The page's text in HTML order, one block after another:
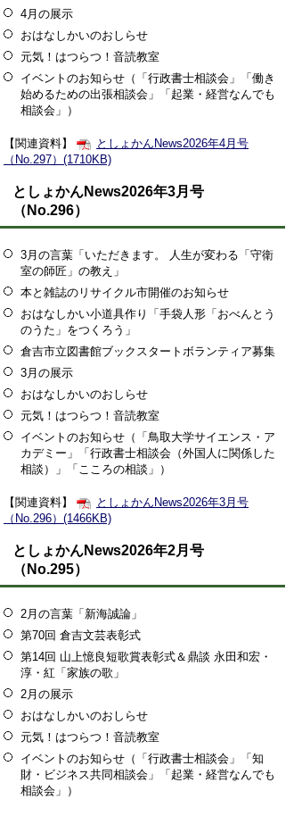
4月の展示
おはなしかいのおしらせ
元気！はつらつ！音読教室
イベントのお知らせ（「行政書士相談会」「働き
始めるための出張相談会」「起業・経営なんでも
相談会」）
【関連資料】
としょかんNews2026年4月号
（No.297）(1710KB)
としょかんNews2026年3月号
（No.296）
3月の言葉「いただきます。 人生が変わる「守衛
室の師匠」の教え」
本と雑誌のリサイクル市開催のお知らせ
おはなしかい小道具作り「手袋人形「おべんとう
のうた」をつくろう」
倉吉市立図書館ブックスタートボランティア募集
3月の展示
おはなしかいのおしらせ
元気！はつらつ！音読教室
イベントのお知らせ（「鳥取大学サイエンス・ア
カデミー」「行政書士相談会（外国人に関係した
相談）」「こころの相談」）
【関連資料】
としょかんNews2026年3月号
（No.296）(1466KB)
としょかんNews2026年2月号
（No.295）
2月の言葉「新海誠論」
第70回 倉吉文芸表彰式
第14回 山上憶良短歌賞表彰式＆鼎談 永田和宏・
淳・紅「家族の歌」
2月の展示
おはなしかいのおしらせ
元気！はつらつ！音読教室
イベントのお知らせ（「行政書士相談会」「知
財・ビジネス共同相談会」「起業・経営なんでも
相談会」）